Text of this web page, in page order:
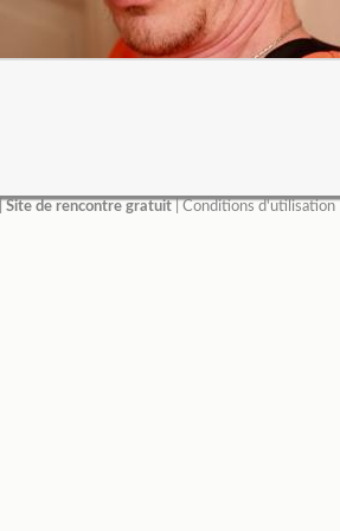
Site de rencontre gratuit| Conditions d'utilisation|